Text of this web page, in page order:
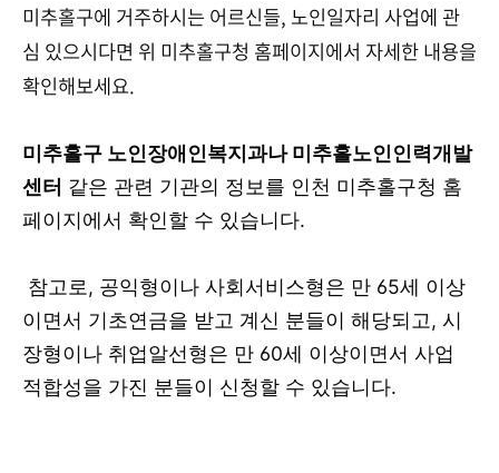
미추홀구에 거주하시는 어르신들, 노인일자리 사업에 관
심 있으시다면 위 미추홀구청 홈페이지에서 자세한 내용을
확인해보세요.
미추홀구 노인장애인복지과나 미추홀노인인력개발
센터 같은 관련 기관의 정보를 인천 미추홀구청 홈
페이지에서 확인할 수 있습니다.
참고로, 공익형이나 사회서비스형은 만 65세 이상
이면서 기초연금을 받고 계신 분들이 해당되고, 시
장형이나 취업알선형은 만 60세 이상이면서 사업
적합성을 가진 분들이 신청할 수 있습니다.